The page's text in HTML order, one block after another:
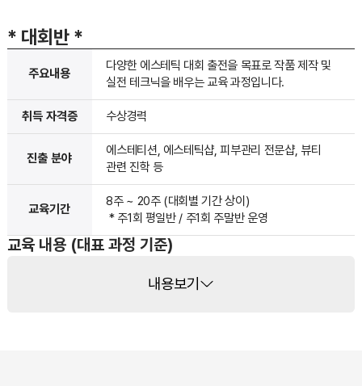
* 대회반*
주요내용
다양한 에스테틱 대회 출전을 목표로 작품 제작 및
실전 테크닉을 배우는 교육 과정입니다.
취득 자격증 수상경력
진출 분야
에스테티션, 에스테틱샵, 피부관리 전문샵, 뷰티
관련 진학 등
교육기간
8주 ~ 20주 (대회별 기간 상이)
* 주1회 평일반 / 주1회 주말반 운영
교육 내용 (대표 과정 기준)
내용보기